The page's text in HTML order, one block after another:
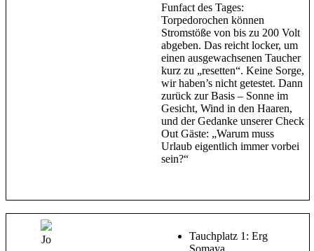
Funfact des Tages:
Torpedorochen können
Stromstöße von bis zu 200 Volt
abgeben. Das reicht locker, um
einen ausgewachsenen Taucher
kurz zu „resetten“. Keine Sorge,
wir haben’s nicht getestet. Dann
zurück zur Basis – Sonne im
Gesicht, Wind in den Haaren,
und der Gedanke unserer Check
Out Gäste: „Warum muss
Urlaub eigentlich immer vorbei
sein?“
Jo
Tauchplatz 1: Erg